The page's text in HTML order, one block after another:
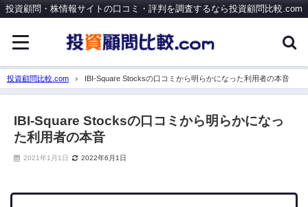
投資顧問・株情報サイトの口コミ・評判を調査するなら投資顧問比較.com
投資顧問比較.com IBI-Square Stocksの口コミから明らかになった利用者の本音
IBI-Square Stocksの口コミから明らかになっ
た利用者の本音
2021年1月1日 2022年6月1日